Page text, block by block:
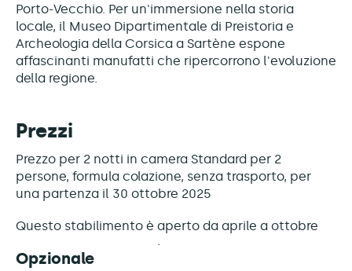
Porto-Vecchio. Per un'immersione nella storia
locale, il Museo Dipartimentale di Preistoria e
Archeologia della Corsica a Sartène espone
affascinanti manufatti che ripercorrono l'evoluzione
della regione.
Prezzi
Prezzo per 2 notti in camera Standard per 2
persone, formula colazione, senza trasporto, per
una partenza il 30 ottobre 2025
Questo stabilimento è aperto da aprile a ottobre
Opzionale